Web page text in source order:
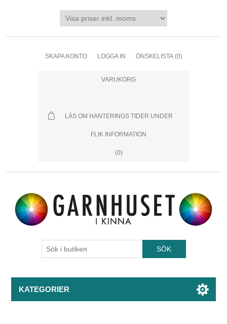
SKAPA KONTO LOGGA IN ÖNSKELISTA (0)
VARUKORG
LÄS OM HANTERINGS TIDER UNDER
FLIK INFORMATION
(0)
KATEGORIER